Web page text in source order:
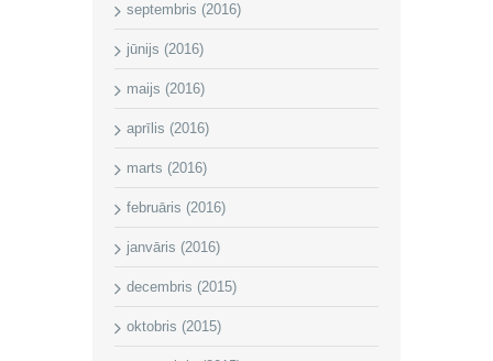
septembris (2016)
jūnijs (2016)
maijs (2016)
aprīlis (2016)
marts (2016)
februāris (2016)
janvāris (2016)
decembris (2015)
oktobris (2015)